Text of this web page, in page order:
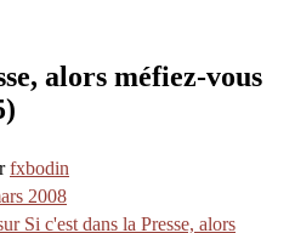
alors méfiez-vous
fxbodin
2008
Si c'est dans la Presse, alors